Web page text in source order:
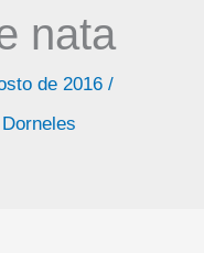
nata
de 2016 /